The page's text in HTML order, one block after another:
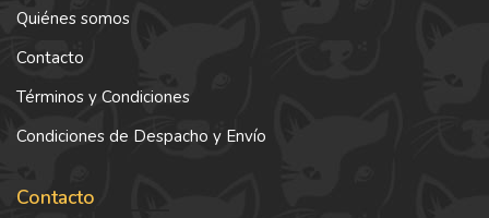
Quiénes somos
Contacto
Términos y Condiciones
Condiciones de Despacho y Envío
Contacto